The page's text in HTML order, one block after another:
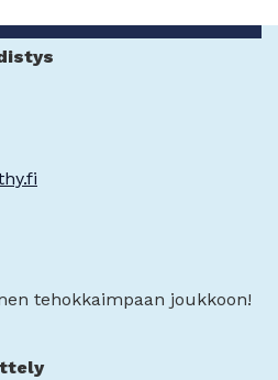
tehokkaimpaan joukkoon!